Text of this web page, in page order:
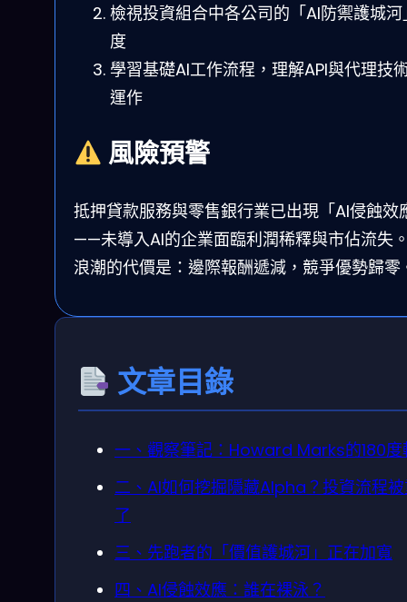
檢視投資組合中各公司的「AI防禦護城河
度
學習基礎AI工作流程，理解API與代理技
運作
風險預警
抵押貸款服務與零售銀行業已出現「AI侵蝕效
——未導入AI的企業面臨利潤稀釋與市佔流失
浪潮的代價是：邊際報酬遞減，競爭優勢歸零
文章目錄
一、觀察筆記：Howard Marks的180度
二、AI如何挖掘隱藏Alpha？投資流程
了
三、先跑者的「價值護城河」正在加寬
四、AI侵蝕效應：誰在裸泳？